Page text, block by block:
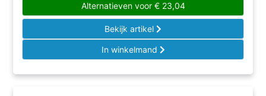
Alternatieven voor €23,04
Bekijk artikel
In winkelmand